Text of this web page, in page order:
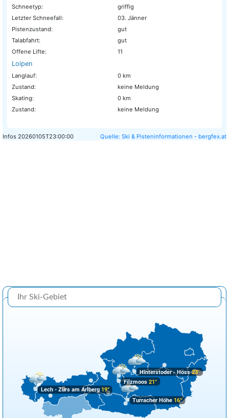
Schneetyp:
griffig
Letzter Schneefall:
03. Jänner
Pistenzustand:
gut
Talabfahrt:
gut
Offene Lifte:
11
Loipen
Langlauf:
0 km
Zustand:
keine Meldung
Skating:
0 km
Zustand:
keine Meldung
Infos 20260105T23:00:00 Quelle: Ski & Pisteninformationen - bergfex.at
Lech - Zürs am Arlberg19°
Filzmoos 21°
Turracher Höhe 16°
Hinterstoder - Höss23°